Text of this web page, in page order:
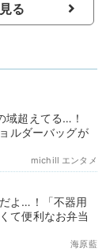
る
域超えてる…！
ルダーバッグが
michill エンタメ
よ…！「不器用
て便利なお弁当
海原藍